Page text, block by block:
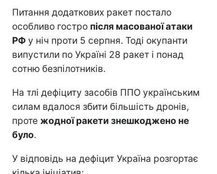
Питання додаткових ракет постало
особливо гостро після масованої атаки
РФ у ніч проти 5 серпня. Тоді окупанти
випустили по Україні 28 ракет і понад
сотню безпілотників.
На тлі дефіциту засобів ППО українським
силам вдалося збити більшість дронів,
проте жодної ракети знешкоджено не
було.
У відповідь на дефіцит Україна розгортає